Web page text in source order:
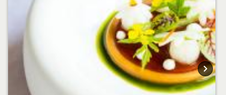
vraag naar de mogelijkheden.
Inhoud arrangement
2 overnachtingen bij Hotel Villa Ruimzicht
Beide ochtenden live cooking ontbijt
1x 6 gangen diner bij Restaurant Lokaal